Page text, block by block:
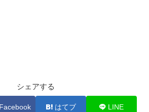
シェアする
Facebook はてブ LINE